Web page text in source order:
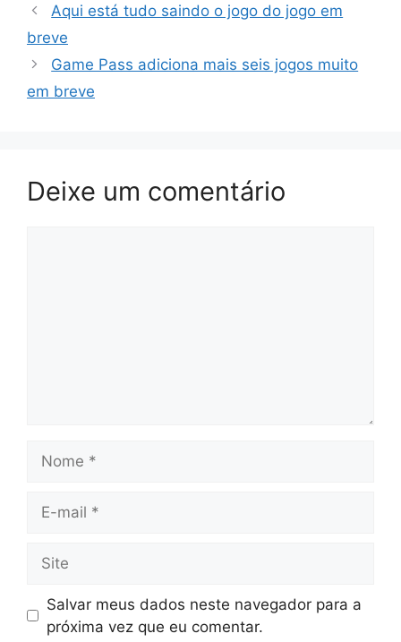
Aqui está tudo saindo o jogo do jogo em
breve
Game Pass adiciona mais seis jogos muito
em breve
Deixe um comentário
mail
Salvar meus dados neste navegador para a
próxima vez que eu comentar.